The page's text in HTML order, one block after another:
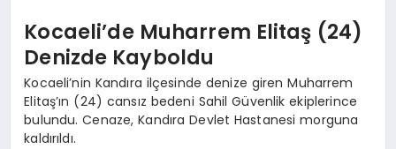
Kocaeli’de Muharrem Elitaş (24)
Denizde Kayboldu
Kocaeli’nin Kandıra ilçesinde denize giren Muharrem
Elitaş’ın (24) cansız bedeni Sahil Güvenlik ekiplerince
bulundu. Cenaze, Kandıra Devlet Hastanesi morguna
kaldırıldı.